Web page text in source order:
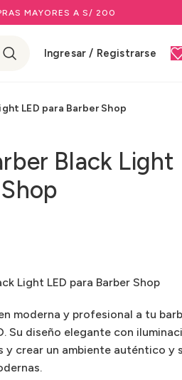
MAYORES A S/ 200
Ingresar / Registrarse
LED para Barber Shop
Black Light
Light LED para Barber Shop
moderna y profesional a tu
Su diseño elegante con
y crear un ambiente auténtico y